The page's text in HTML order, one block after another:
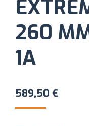
260
1A
589,50 €